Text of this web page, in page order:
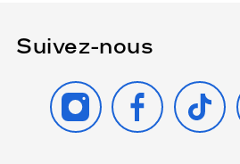
Suivez-nous
INSTAGRAMFACEBOOK
TIKTOK